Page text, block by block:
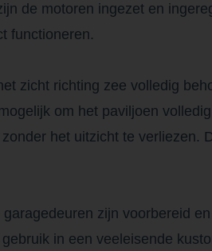
de motoren ingezet en
functioneren.
zicht richting zee volledig
om het paviljoen
het uitzicht te verliezen.
zijn voorbereid
in een veeleisende